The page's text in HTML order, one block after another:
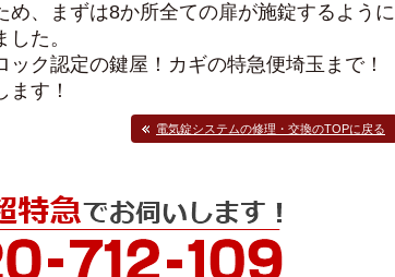
、まずは8か所全ての扉が施錠するように
た。
ク認定の鍵屋！カギの特急便埼玉まで！
す！
電気錠システムの修理・交換のTOPに戻る